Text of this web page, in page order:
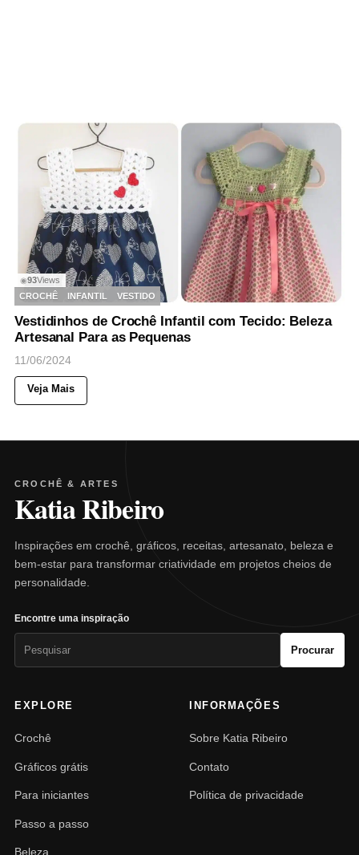
◉93Views
CROCHÊ
INFANTIL VESTIDO
Vestidinhos de Crochê Infantil com Tecido: Beleza
Artesanal Para as Pequenas
11/06/2024
Veja Mais
CROCHÊ & ARTES
Katia Ribeiro
Inspirações em crochê, gráficos, receitas, artesanato, beleza e
bem-estar para transformar criatividade em projetos cheios de
personalidade.
Encontre uma inspiração
Procurar
EXPLORE
Crochê
Gráficos grátis
Para iniciantes
Passo a passo
Beleza
INFORMAÇÕES
Sobre Katia Ribeiro
Contato
Política de privacidade